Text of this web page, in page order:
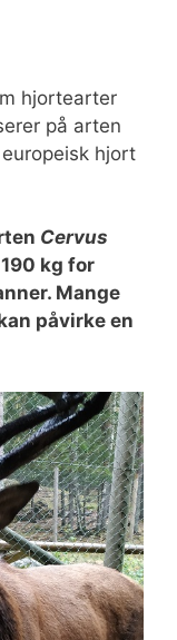
hjortearter
på arten
hjort
Cervus
kg for
Mange
påvirke en